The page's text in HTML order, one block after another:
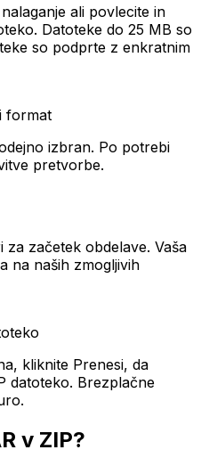
ali povlecite in
Datoteke do 25 MB so
so podprte z enkratnim
format
izbran. Po potrebi
pretvorbe.
začetek obdelave. Vaša
na naših zmogljivih
kliknite Prenesi, da
datoteko. Brezplačne
v ZIP?